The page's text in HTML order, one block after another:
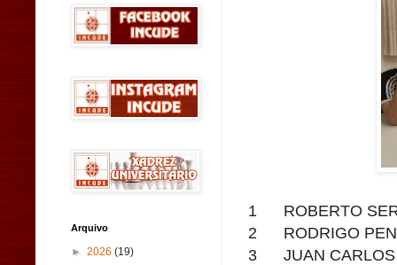
1
ROBERTO
2
RODRIGO
3
JUAN
Arquivo
► 2026 (19)